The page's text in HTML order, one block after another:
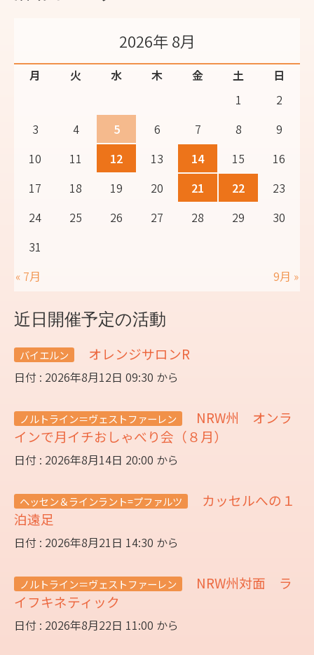
2026年 8月
月 火 水 木 金 土
日
1
2
3
4 5 6 7 8
9
10
11 12 13 14 15
16
17
18 19 20 21 22
23
24
25 26 27 28 29
30
31
« 7月
9月 »
近日開催予定の活動
バイエルン オレンジサロンR
日付 : 2026年8月12日 09:30 から
ノルトライン＝ヴェストファーレン
NRW州 オンラ
インで月イチおしゃべり会（８月）
日付 : 2026年8月14日 20:00 から
ヘッセン＆ラインラント=プファルツ
カッセルへの１
泊遠足
日付 : 2026年8月21日 14:30 から
ノルトライン＝ヴェストファーレン
NRW州対面 ラ
イフキネティック
日付 : 2026年8月22日 11:00 から